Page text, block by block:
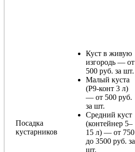
Посадка
кустарников
Куст в живую
изгородь — от
500 руб. за шт.
Малый куста
(Р9-конт 3 л)
— от 500 руб.
за шт.
Средний куст
(контейнер 5–
15 л) — от 750
до 3500 руб. за
шт.